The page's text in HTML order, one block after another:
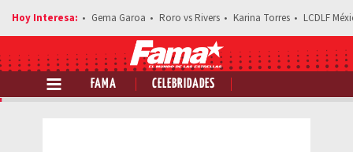
Gema Garoa Roro vs Rivers Karina Torres LCDLF
FAMA CELEBRIDADES
Comparte esta noticia